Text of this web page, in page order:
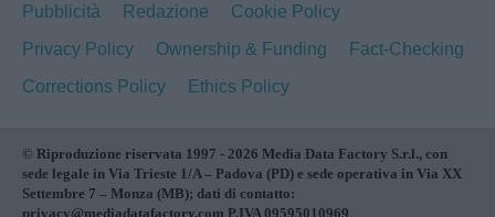
Pubblicità Redazione
Cookie Policy
Privacy Policy
Ownership & Funding
Fact-Checking
Corrections Policy
Ethics Policy
© Riproduzione riservata 1997 - 2026 Media Data Factory S.r.l., con
sede legale in Via Trieste 1/A – Padova (PD) e sede operativa in Via XX
Settembre 7 – Monza (MB); dati di contatto:
privacy@mediadatafactory.com P.IVA 09595010969